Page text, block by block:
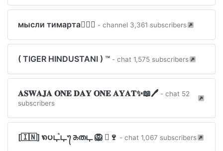
мысли тимарта😮‍💨✨ - channel 3,361 subscribers
( TIGER HINDUSTANI ) ™ - chat 1,575 subscribers
𝐀𝐒𝐖𝐀𝐉𝐀 𝐎𝐍𝐄 𝐃𝐀𝐘 𝐎𝐍𝐄 𝐀𝐘𝐀𝐓✨📖🖊 - chat 52
subscribers
[🇮🇳] ꩫပഺ֩ഺ᭢ ᤌതഺ 🦁 ⃟🍷 - chat 1,067 subscribers